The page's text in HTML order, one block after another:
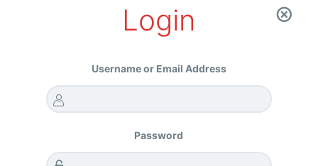
Login
Username or Email Address
Password
ใครมี FACEBOOK หรือ GOOGLE อยู่แล้วบ้าง!
สมัครสมาชิกง่ายๆไม่เกิน 3